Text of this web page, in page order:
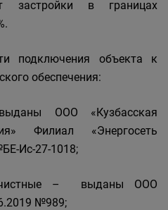
застройки в границах
подключения объекта к
обеспечения:
ООО «Кузбасская
Филиал «Энергосеть
Ис-27-1018;
– выданы ООО
№989;